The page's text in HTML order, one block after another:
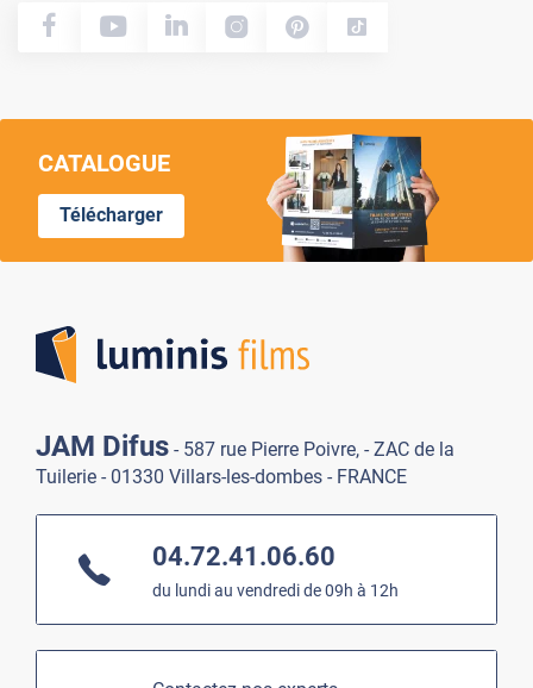
CATALOGUE
Télécharger
JAM Difus - 587 rue Pierre Poivre, - ZAC de la
Tuilerie - 01330 Villars-les-dombes - FRANCE
04.72.41.06.60
du lundi au vendredi de 09h à 12h